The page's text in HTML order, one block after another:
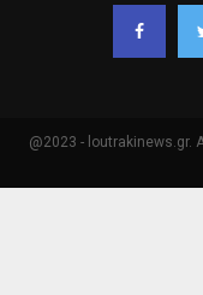
@2023 - loutrakinews.gr.